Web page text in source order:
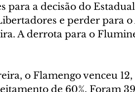
para a decisão do
e perder para o
A derrota para o
o Flamengo venceu 12,
de 60%. Foram